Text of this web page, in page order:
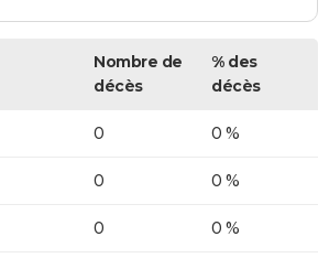
Nombre de
décès
% des
décès
0 0 %
0 0 %
0 0 %